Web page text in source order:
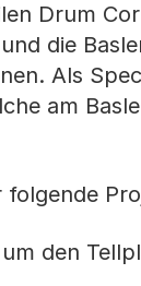
Drum
die
Als
am
den